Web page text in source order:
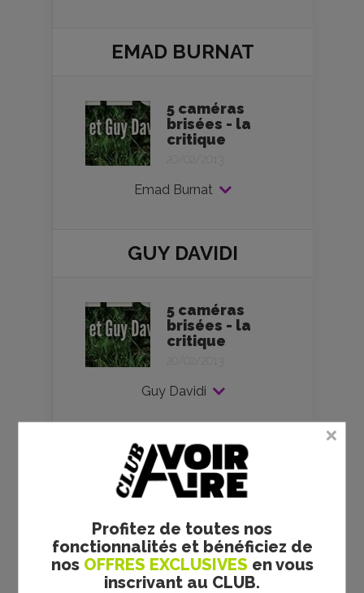
Profitez de toutes nos
fonctionnalités et bénéficiez de
nos OFFRES EXCLUSIVES en vous
inscrivant au CLUB.
EMAD BURNAT
5 caméras
brisées - la
critique
20/02/2013
Emad Burnat
GUY DAVIDI
5 caméras
brisées - la
critique
20/02/2013
Guy Davidi
VOS AVIS